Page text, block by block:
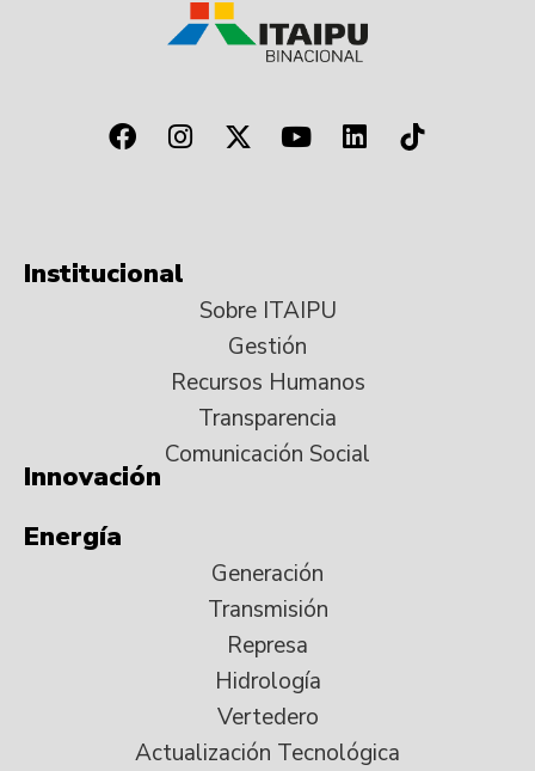
Institucional
Sobre ITAIPU
Gestión
Recursos Humanos
Transparencia
Comunicación Social
Innovación
Energía
Generación
Transmisión
Represa
Hidrología
Vertedero
Actualización Tecnológica